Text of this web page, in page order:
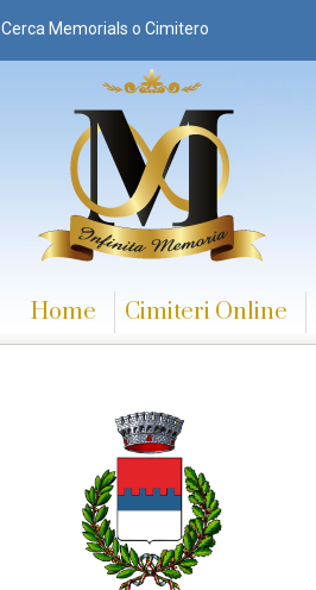
Cerca Memorials o Cimitero
Home Cimiteri Online